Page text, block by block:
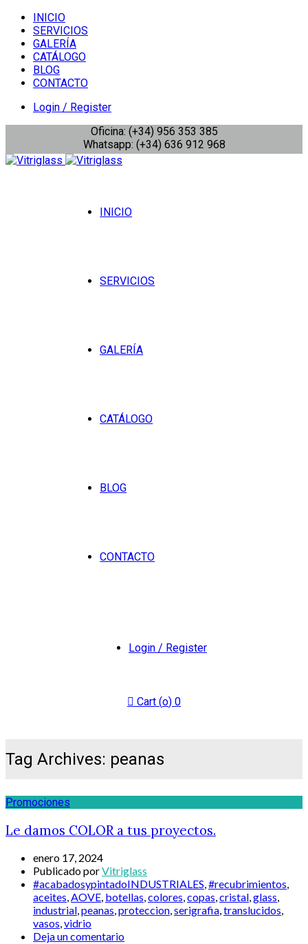
INICIO
SERVICIOS
GALERÍA
CATÁLOGO
BLOG
CONTACTO
Login / Register
Oficina: (+34) 956 353 385
Whatsapp: (+34) 636 912 968
INICIO
SERVICIOS
GALERÍA
CATÁLOGO
BLOG
CONTACTO
Login / Register
Cart (o) 0
Tag Archives: peanas
Promociones
Le damos COLOR a tus proyectos.
enero 17, 2024
Publicado porVitriglass
#acabadosypintadoINDUSTRIALES,#recubrimientos,
aceites,AOVE, botellas,colores,copas,cristal,glass,
industrial,peanas,proteccion,serigrafia,translucidos,
vasos,vidrio
Deja un comentario